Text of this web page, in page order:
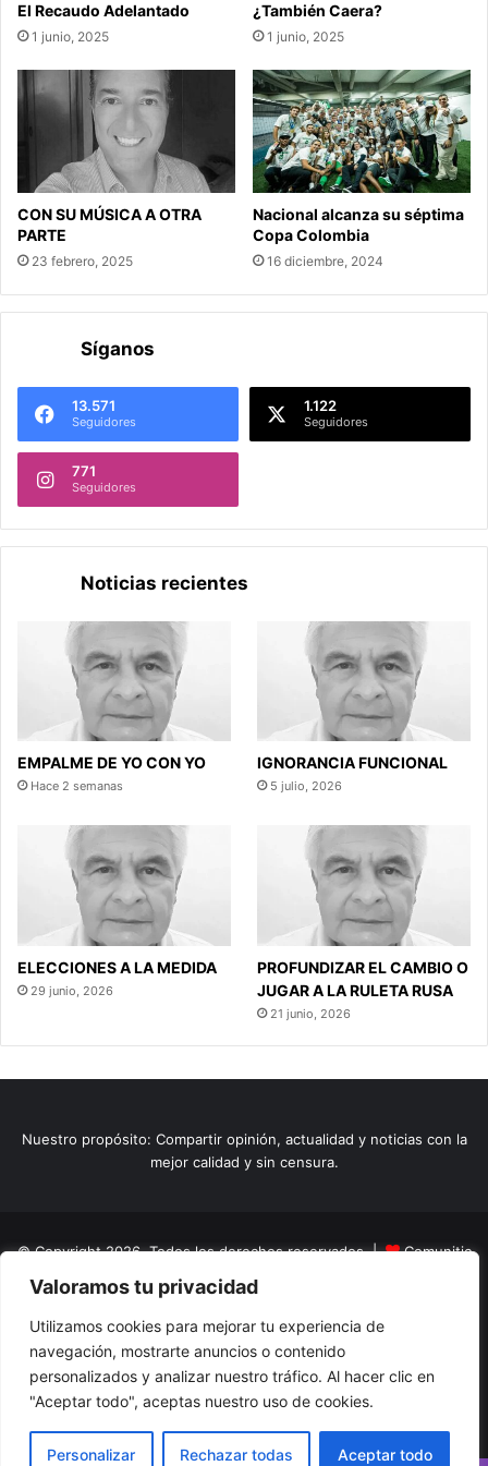
Valoramos tu privacidad
Utilizamos cookies para mejorar tu experiencia de
navegación, mostrarte anuncios o contenido
personalizados y analizar nuestro tráfico. Al hacer clic en
"Aceptar todo", aceptas nuestro uso de cookies.
Personalizar Rechazar todas Aceptar todo
El Recaudo Adelantado
1 junio, 2025
¿También Caera?
1 junio, 2025
CON SU MÚSICA A OTRA
PARTE
23 febrero, 2025
Nacional alcanza su séptima
Copa Colombia
16 diciembre, 2024
Síganos
13.571
Seguidores
1.122
Seguidores
771
Seguidores
Noticias recientes
EMPALME DE YO CON YO
Hace 2 semanas
IGNORANCIA FUNCIONAL
5 julio, 2026
ELECCIONES A LA MEDIDA
29 junio, 2026
PROFUNDIZAR EL CAMBIO O
JUGAR A LA RULETA RUSA
21 junio, 2026
Nuestro propósito: Compartir opinión, actualidad y noticias con la
mejor calidad y sin censura.
© Copyright 2026, Todos los derechos reservados |
Comunitic
SAS BICNit 901228106
Home
Actualidad Variedades Opinion Turismo
El Tinteadero
Caricaturas Reportajes
FacebookYouTubeInstagram